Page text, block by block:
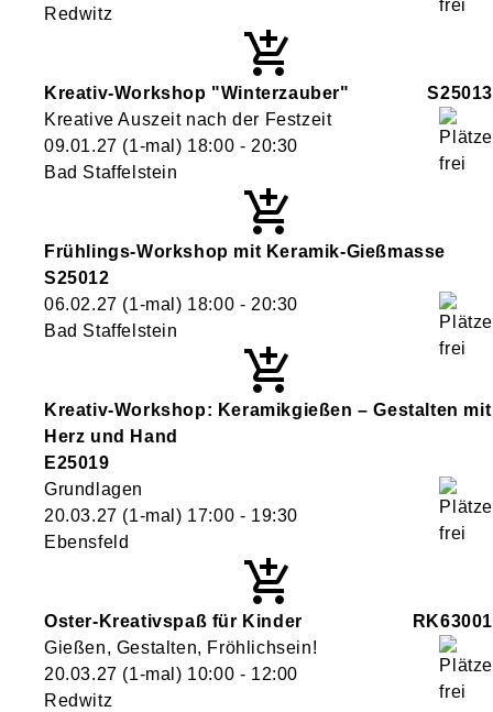
Redwitz
Kreativ-Workshop "Winterzauber"
S25013
Kreative Auszeit nach der Festzeit
09.01.27 (1-mal) 18:00 - 20:30
Bad Staffelstein
Frühlings-Workshop mit Keramik-Gießmasse
S25012
06.02.27 (1-mal) 18:00 - 20:30
Bad Staffelstein
Kreativ-Workshop: Keramikgießen – Gestalten mit
Herz und Hand
E25019
Grundlagen
20.03.27 (1-mal) 17:00 - 19:30
Ebensfeld
Oster-Kreativspaß für Kinder
RK63001
Gießen, Gestalten, Fröhlichsein!
20.03.27 (1-mal) 10:00 - 12:00
Redwitz